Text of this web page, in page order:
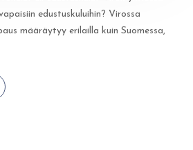
edustuskuluihin? Virossa
määräytyy erilailla kuin Suomessa,